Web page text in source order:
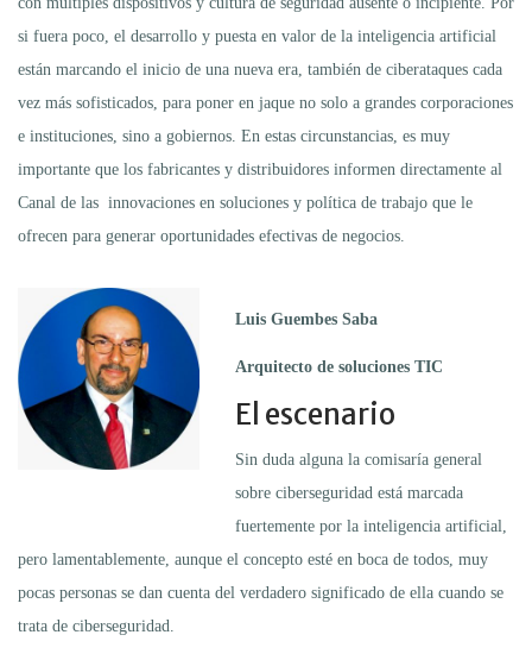
si fuera poco, el desarrollo y puesta en valor de la inteligencia artificial
están marcando el inicio de una nueva era, también de ciberataques cada
vez más sofisticados, para poner en jaque no solo a grandes corporaciones
e instituciones, sino a gobiernos. En estas circunstancias, es muy
importante que los fabricantes y distribuidores informen directamente al
Canal de las innovaciones en soluciones y política de trabajo que le
ofrecen para generar oportunidades efectivas de negocios.
Luis Guembes Saba
Arquitecto de soluciones TIC
El escenario
Sin duda alguna la comisaría general
sobre ciberseguridad está marcada
fuertemente por la inteligencia artificial,
pero lamentablemente, aunque el concepto esté en boca de todos, muy
pocas personas se dan cuenta del verdadero significado de ella cuando se
trata de ciberseguridad.